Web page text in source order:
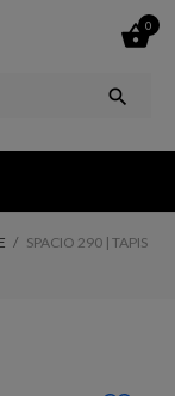

0

SPACIO 290 | TAPIS